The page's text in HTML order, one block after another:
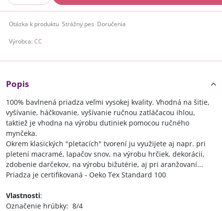
Otázka k produktu Strážny pes Doručenia
Výrobca: CC
Popis
100% bavlnená priadza veľmi vysokej kvality. Vhodná na šitie,
vyšívanie, háčkovanie, vyšívanie ručnou zatláčacou ihlou,
taktiež je vhodna na výrobu dutiniek pomocou ručného
mynčeka.
Okrem klasických "pletacích" tvorení ju využijete aj napr. pri
pletení macramé, lapačov snov, na výrobu hrčiek, dekorácii,
zdobenie darčekov, na výrobu bižutérie, aj pri aranžovaní...
Priadza je certifikovaná - Oeko Tex Standard 100
Vlastnosti:
Označenie hrúbky: 8/4